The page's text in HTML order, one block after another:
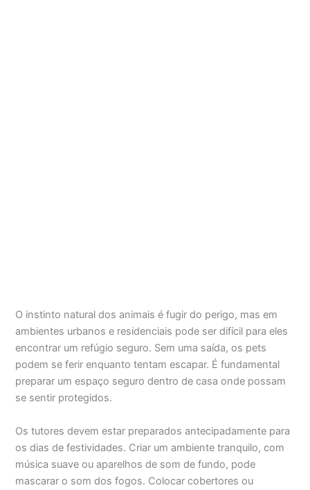
O instinto natural dos animais é fugir do perigo, mas em
ambientes urbanos e residenciais pode ser difícil para eles
encontrar um refúgio seguro. Sem uma saída, os pets
podem se ferir enquanto tentam escapar. É fundamental
preparar um espaço seguro dentro de casa onde possam
se sentir protegidos.
Os tutores devem estar preparados antecipadamente para
os dias de festividades. Criar um ambiente tranquilo, com
música suave ou aparelhos de som de fundo, pode
mascarar o som dos fogos. Colocar cobertores ou